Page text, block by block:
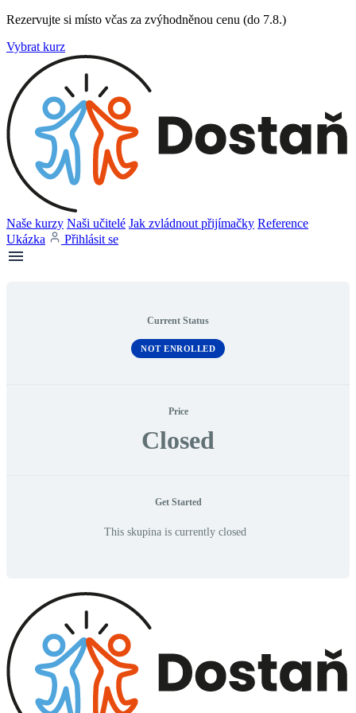
Rezervujte si místo včas za zvýhodněnou cenu (do 7.8.)
Vybrat kurz
Naše kurzy Naši učitelé Jak zvládnout přijímačky Reference
Ukázka
Přihlásit se
Current Status
NOT ENROLLED
Price
Closed
Get Started
This skupina is currently closed